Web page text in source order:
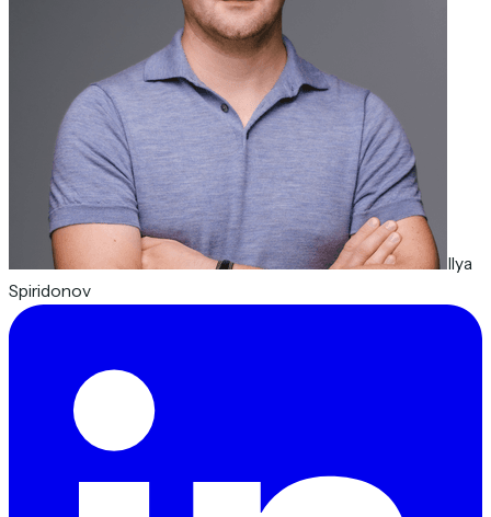
Ilya
Spiridonov